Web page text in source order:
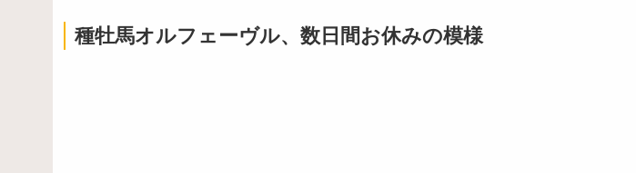
【訃報】人気Vtuberの犬、19歳で死去
種牡馬オルフェーヴル、数日間お休みの模様